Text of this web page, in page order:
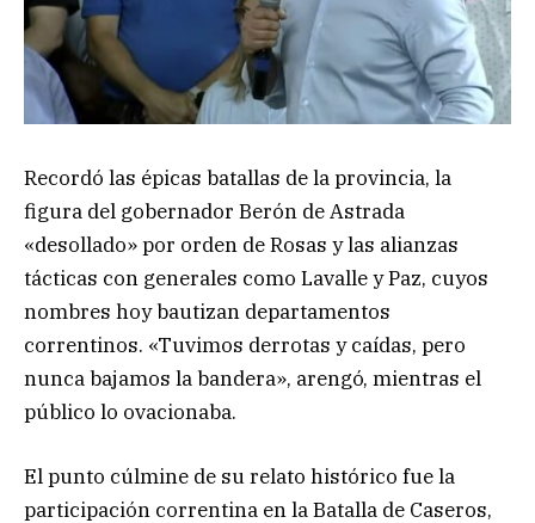
Recordó las épicas batallas de la provincia, la
figura del gobernador Berón de Astrada
«desollado» por orden de Rosas y las alianzas
tácticas con generales como Lavalle y Paz, cuyos
nombres hoy bautizan departamentos
correntinos. «Tuvimos derrotas y caídas, pero
nunca bajamos la bandera», arengó, mientras el
público lo ovacionaba.
El punto cúlmine de su relato histórico fue la
participación correntina en la Batalla de Caseros,